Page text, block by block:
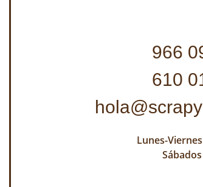
966
610
Lunes-
Sábados